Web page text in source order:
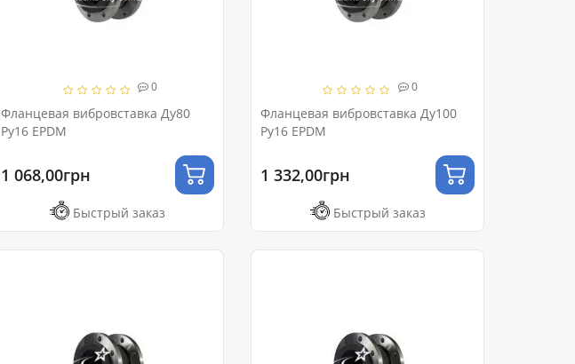
0
Фланцевая вибровставка Ду80
Ру16 EPDM
1 068,00грн
Быстрый заказ
0
Фланцевая вибровставка Ду100
Ру16 EPDM
1 332,00грн
Быстрый заказ